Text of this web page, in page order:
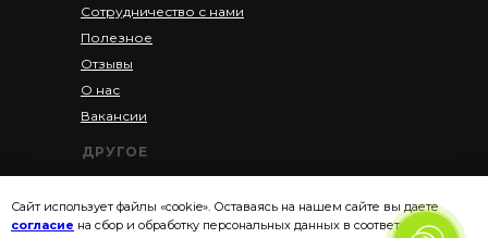
Сотрудничество с нами
Полезное
Отзывы
О нас
Вакансии
ДРУГОЕ
Рассрочка
Сайт использует файлы «cookie». Оставаясь на нашем сайте вы даете
согласие на сбор и обработку персональных данных в соответствии с